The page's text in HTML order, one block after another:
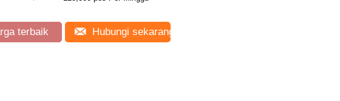
terbaik Hubungi sekarang